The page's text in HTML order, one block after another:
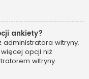
ankiety?
administratora witryny.
opcji niż
witryny.